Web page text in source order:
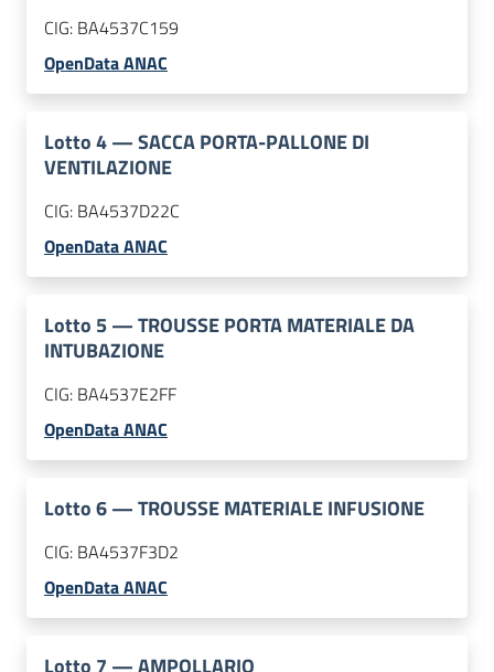
CIG: BA4537C159
OpenData ANAC
Lotto4—SACCA PORTA-PALLONE DI
VENTILAZIONE
CIG: BA4537D22C
OpenData ANAC
Lotto 5—TROUSSE PORTA MATERIALE DA
INTUBAZIONE
CIG: BA4537E2FF
OpenData ANAC
Lotto6—TROUSSE MATERIALE INFUSIONE
CIG: BA4537F3D2
OpenData ANAC
Lotto 7 —AMPOLLARIO